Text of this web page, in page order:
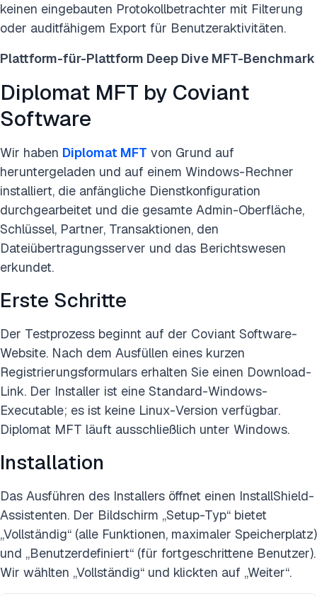
keinen eingebauten Protokollbetrachter mit Filterung
oder auditfähigem Export für Benutzeraktivitäten.
Plattform-für-Plattform Deep Dive MFT-Benchmark
Diplomat MFT by Coviant
Software
Wir haben Diplomat MFT von Grund auf
heruntergeladen und auf einem Windows-Rechner
installiert, die anfängliche Dienstkonfiguration
durchgearbeitet und die gesamte Admin-Oberfläche,
Schlüssel, Partner, Transaktionen, den
Dateiübertragungsserver und das Berichtswesen
erkundet.
Erste Schritte
Der Testprozess beginnt auf der Coviant Software-
Website. Nach dem Ausfüllen eines kurzen
Registrierungsformulars erhalten Sie einen Download-
Link. Der Installer ist eine Standard-Windows-
Executable; es ist keine Linux-Version verfügbar.
Diplomat MFT läuft ausschließlich unter Windows.
Installation
Das Ausführen des Installers öffnet einen InstallShield-
Assistenten. Der Bildschirm „Setup-Typ“ bietet
„Vollständig“ (alle Funktionen, maximaler Speicherplatz)
und „Benutzerdefiniert“ (für fortgeschrittene Benutzer).
Wir wählten „Vollständig“ und klickten auf „Weiter“.